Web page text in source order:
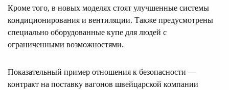
Кроме того, в новых моделях стоят улучшенные системы
кондиционирования и вентиляции. Также предусмотрены
специально оборудованные купе для людей с
ограниченными возможностями.
Показательный пример отношения к безопасности —
контракт на поставку вагонов швейцарской компании